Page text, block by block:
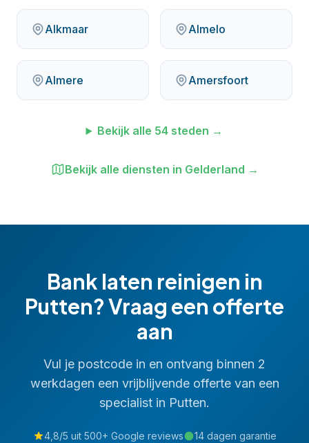
Alkmaar Almelo
Almere Amersfoort
Bekijk alle 54 steden →
Bekijk alle diensten in Gelderland →
Bank laten reinigen in
Putten? Vraag een offerte
aan
Vul je postcode in en ontvang binnen 2
werkdagen een vrijblijvende offerte van een
specialist in Putten.
4,8/5 uit 500+ Google reviews
14 dagen garantie